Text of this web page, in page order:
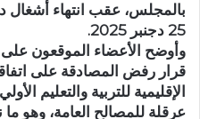
بالمجلس، عقب انتهاء أشغال
25 دجنبر 2025.
وأوضح الأعضاء الموقعون على
قرار رفض المصادقة على
الإقليمية للتربية والتعليم
عرقلة للمصالح العامة، وهو